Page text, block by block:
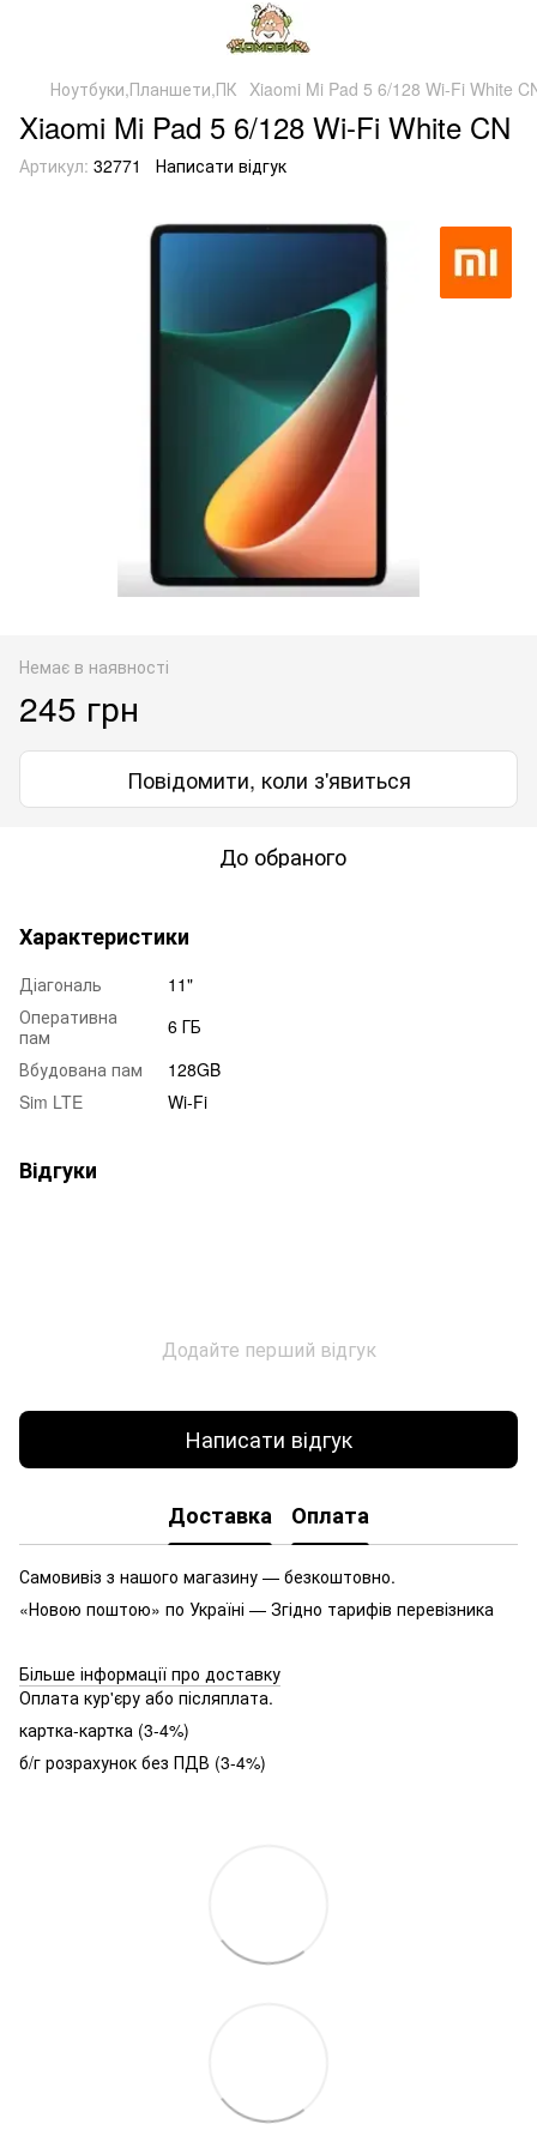
Ноутбуки,Планшети,ПК Xiaomi Mi Pad 5 6/128 Wi-Fi White
Xiaomi Mi Pad 5 6/128 Wi-Fi White CN
Артикул: 32771 Написати відгук
Немає в наявності
245 грн
Повідомити, коли з'явиться
До обраного
Характеристики
Діагональ
11"
Оперативна
пам
6 ГБ
Вбудована пам
128GB
Sim LTE
Wi-Fi
Відгуки
Додайте перший відгук
Написати відгук
Доставка Оплата
Самовивіз з нашого магазину — безкоштовно.
«Новою поштою» по Україні — Згідно тарифів перевізника
Більше інформації про доставку
Оплата кур'єру або післяплата.
картка-картка (3-4%)
б/г розрахунок без ПДВ (3-4%)